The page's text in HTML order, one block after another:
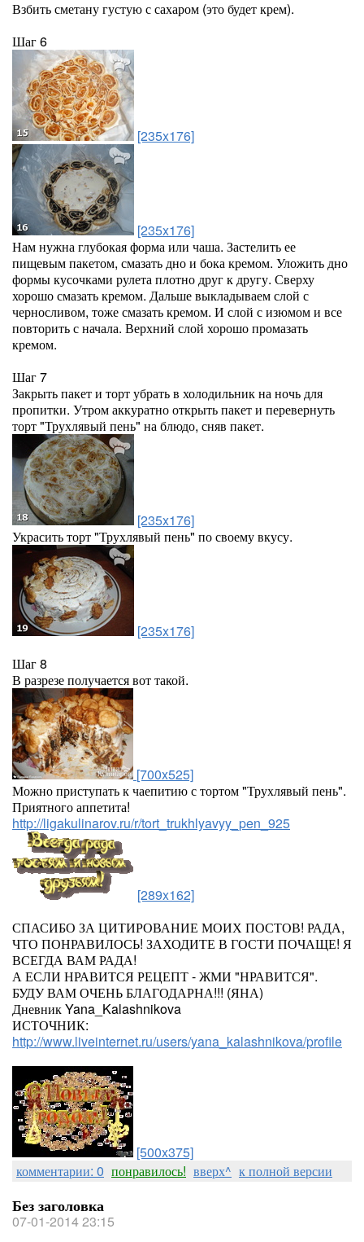
Взбить сметану густую с сахаром (это будет крем).
Шаг 6
[235x176]
[235x176]
Нам нужна глубокая форма или чаша. Застелить ее
пищевым пакетом, смазать дно и бока кремом. Уложить дно
формы кусочками рулета плотно друг к другу. Сверху
хорошо смазать кремом. Дальше выкладываем слой с
черносливом, тоже смазать кремом. И слой с изюмом и все
повторить с начала. Верхний слой хорошо промазать
кремом.
Шаг 7
Закрыть пакет и торт убрать в холодильник на ночь для
пропитки. Утром аккуратно открыть пакет и перевернуть
торт "Трухлявый пень" на блюдо, сняв пакет.
[235x176]
Украсить торт "Трухлявый пень" по своему вкусу.
[235x176]
Шаг 8
В разрезе получается вот такой.
[700x525]
Можно приступать к чаепитию с тортом "Трухлявый пень".
Приятного аппетита!
http://ligakulinarov.ru/r/tort_trukhlyavyy_pen_925
[289x162]
СПАСИБО ЗА ЦИТИРОВАНИЕ МОИХ ПОСТОВ! РАДА,
ЧТО ПОНРАВИЛОСЬ! ЗАХОДИТЕ В ГОСТИ ПОЧАЩЕ! Я
ВСЕГДА ВАМ РАДА!
А ЕСЛИ НРАВИТСЯ РЕЦЕПТ - ЖМИ "НРАВИТСЯ".
БУДУ ВАМ ОЧЕНЬ БЛАГОДАРНА!!! (ЯНА)
Дневник Yana_Kalashnikova
ИСТОЧНИК:
http://www.liveinternet.ru/users/yana_kalashnikova/profile
[500x375]
комментарии: 0 понравилось! вверх^ к полной версии
Без заголовка
07-01-2014 23:15